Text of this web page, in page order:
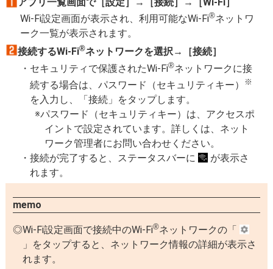
Wi-Fi設定画面が表示され、利用可能なWi-Fi®ネットワ
ーク一覧が表示されます。
接続するWi-Fi®ネットワークを選択→［接続］
セキュリティで保護されたWi-Fi®ネットワークに接
続する場合は、パスワード（セキュリティキー）
※
を入力し、「接続」をタップします。
パスワード（セキュリティキー）は、アクセスポ
イントで設定されています。詳しくは、ネット
ワーク管理者にお問い合わせください。
接続が完了すると、ステータスバーに
が表示さ
れます。
memo
Wi-Fi設定画面で接続中のWi-Fi®ネットワークの「
」をタップすると、ネットワーク情報の詳細が表示さ
れます。